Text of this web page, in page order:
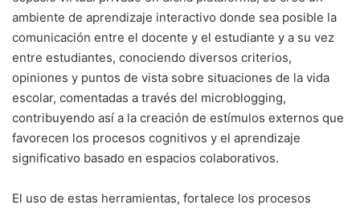
ambiente de aprendizaje interactivo donde sea posible la
comunicación entre el docente y el estudiante y a su vez
entre estudiantes, conociendo diversos criterios,
opiniones y puntos de vista sobre situaciones de la vida
escolar, comentadas a través del microblogging,
contribuyendo así a la creación de estímulos externos que
favorecen los procesos cognitivos y el aprendizaje
significativo basado en espacios colaborativos.
El uso de estas herramientas, fortalece los procesos